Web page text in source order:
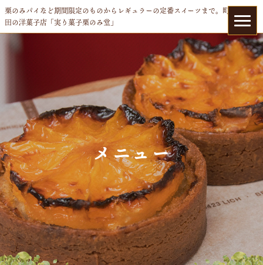
栗のみパイなど期間限定のものからレギュラーの定番スイーツまで。町
田の洋菓子店「実り菓子栗のみ堂」
メニュー